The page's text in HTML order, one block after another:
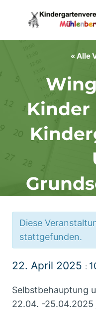
« Alle
Kinder
Diese
stattgefunden.
22. April 2025 :
Selbstbehauptung
22.04. -25.04.2025